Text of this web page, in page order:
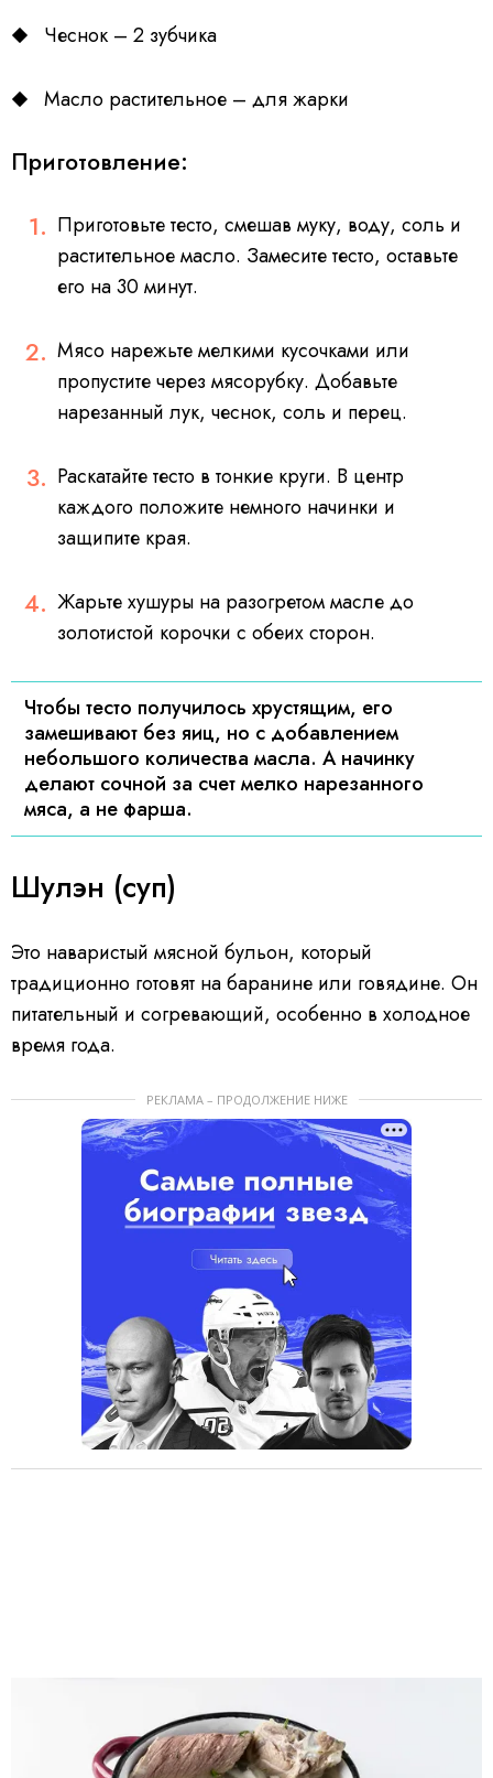
Чеснок – 2 зубчика
Масло растительное – для жарки
Приготовление:
Приготовьте тесто, смешав муку, воду, соль и
растительное масло. Замесите тесто, оставьте
его на 30 минут.
Мясо нарежьте мелкими кусочками или
пропустите через мясорубку. Добавьте
нарезанный лук, чеснок, соль и перец.
Раскатайте тесто в тонкие круги. В центр
каждого положите немного начинки и
защипите края.
Жарьте хушуры на разогретом масле до
золотистой корочки с обеих сторон.
Чтобы тесто получилось хрустящим, его
замешивают без яиц, но с добавлением
небольшого количества масла. А начинку
делают сочной за счет мелко нарезанного
мяса, а не фарша.
Шулэн (суп)
Это наваристый мясной бульон, который
традиционно готовят на баранине или говядине. Он
питательный и согревающий, особенно в холодное
время года.
РЕКЛАМА – ПРОДОЛЖЕНИЕ НИЖЕ